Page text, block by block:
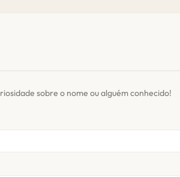
sobre o nome ou alguém conhecido!